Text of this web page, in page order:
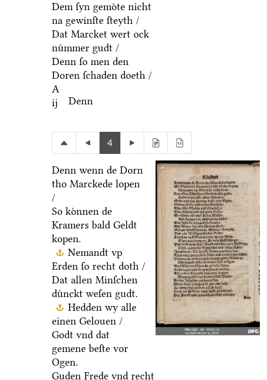
Dem ſyn gemoͤte nicht
na gewinſte ſteyth /
Dat Marcket wert ock
nuͤmmer gudt /
Denn ſo men den
Doren ſchaden doeth /
A
ij
Denn
4
Denn wenn de Dorn
tho Marckede lopen
/
So koͤnnen de
Kramers bald Geldt
kopen.
Nemandt vp
Erden ſo recht doth /
Dat allen Minſchen
duͤnckt weſen gudt.
Hedden wy alle
einen Gelouen /
Godt vnd dat
gemene beſte vor
Ogen.
Guden Frede vnd recht